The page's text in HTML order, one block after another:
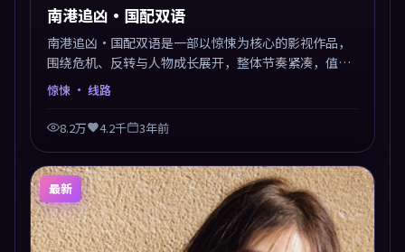
南港追凶·国配双语
南港追凶·国配双语是一部以惊悚为核心的影视作品，
围绕危机、反转与人物成长展开，整体节奏紧凑，值得
推荐观看。
惊悚 · 线路
8.2万 4.2千 3年前
最新